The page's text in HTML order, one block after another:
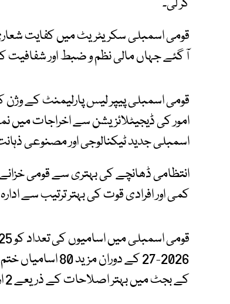
قومی اسمبلی سکریٹریٹ میں کفایت
آ گئے جہاں مالی نظم و ضبط اور شفافیت کو
قومی اسمبلی پیپر لیس پارلیمنٹ کے
امور کی ڈیجیٹلائزیشن سے اخراجات میں
اسمبلی جدید ٹیکنالوجی اور مصنوعی
انتظامی ڈھانچے کی بہتری سے قومی
کمی اور افرادی قوت کی بہتر ترتیب سے
2026-27 کے
کے بجٹ میں بہتر اصلاحات کے ذریعے 2 ارب روپے کی بچت کی گئی۔